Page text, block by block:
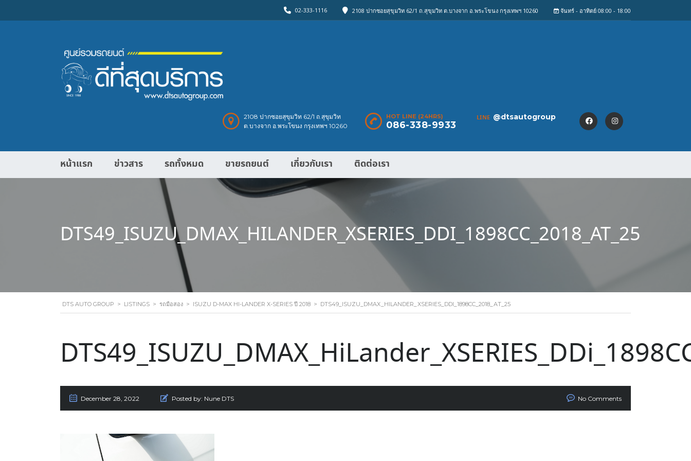
จันทร์ - อาทิตย์ 08:00 - 18:00
2108 ปากซอยสุขุมวิท 62/1 ถ.สุขุมวิท ต.บางจาก อ.พระโขนง กรุงเทพฯ 10260
02-333-1116
LINE @dtsautogroup
HOT LINE (24HRS)
086-338-9933
2108 ปากซอยสุขุมวิท 62/1 ถ.สุขุมวิท
ต.บางจาก อ.พระโขนง กรุงเทพฯ 10260
หน้าแรก ข่าวสาร รถทั้งหมด ขายรถยนต์ เกี่ยวกับเรา ติดต่อเรา
DTS49_ISUZU_DMAX_HILANDER_XSERIES_DDI_1898CC_2018_AT_25
DTS AUTO GROUP > LISTINGS > รถมือสอง > ISUZU D-MAX HI-LANDER X-SERIES ปี 2018 > DTS49_ISUZU_DMAX_HILANDER_XSERIES_DDI_1898CC_2018_AT_25
December 28, 2022 Posted by: Nune DTS No Comments